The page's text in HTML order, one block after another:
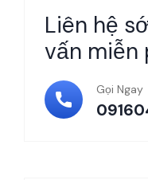
Liên hệ
vấn miễn
Gọi Ngay